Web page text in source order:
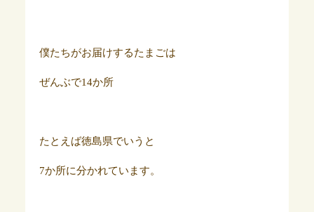
僕たちがお届けするたまごは
ぜんぶで14か所
たとえば徳島県でいうと
7か所に分かれています。